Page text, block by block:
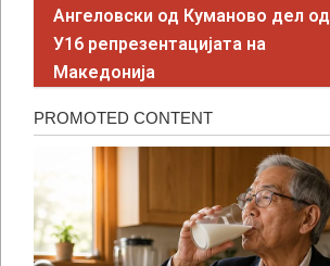
Ангеловски од Куманово дел од
У16 репрезентацијата на
Македонија